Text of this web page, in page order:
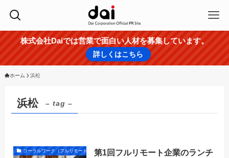
株式会社Daiでは営業で面白い人材を募集しています。
詳しくはこちら
ホーム 浜松
浜松 – tag –
コーラルワーク（フルリモートの働き方）第1回フルリモート企業のランチ